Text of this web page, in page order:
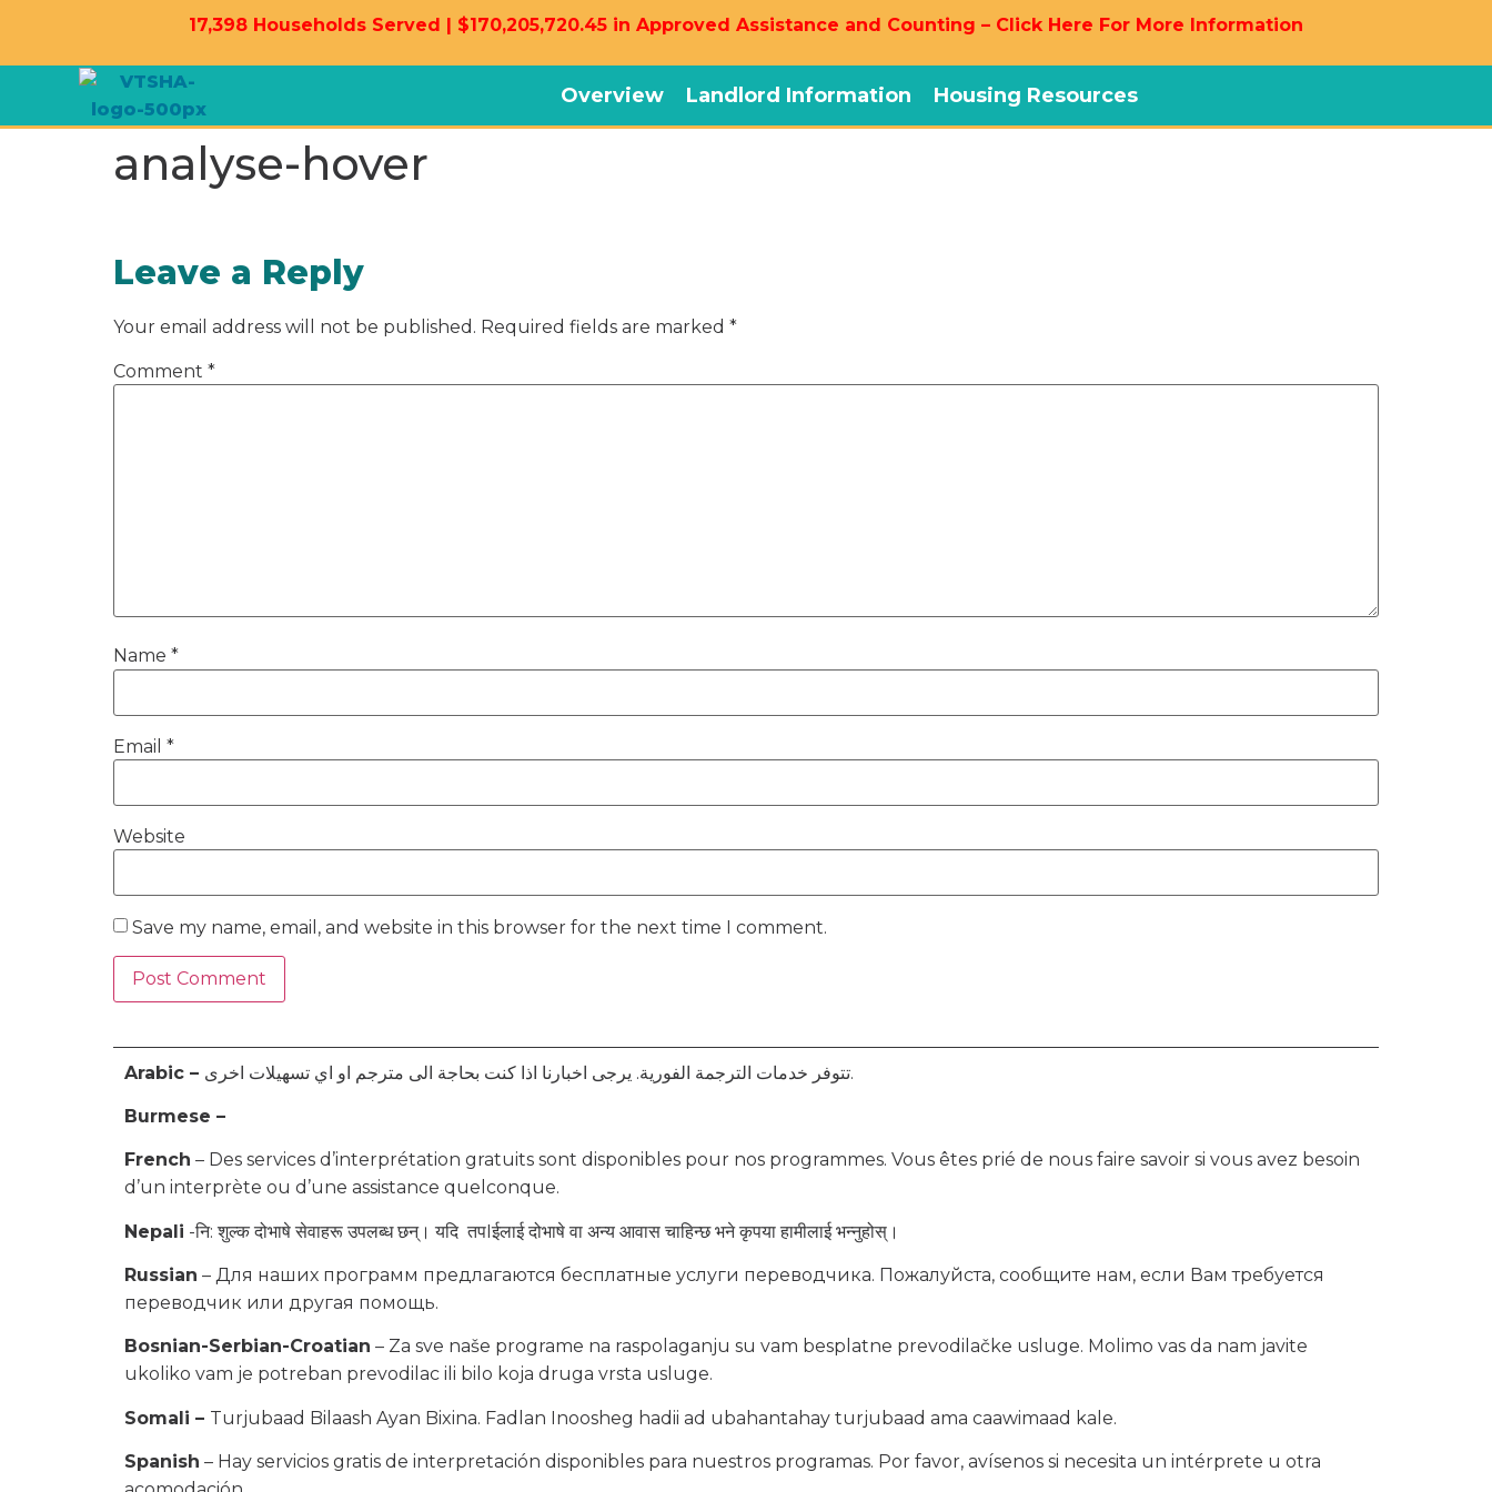
17,398 Households Served | $170,205,720.45 in Approved Assistance and Counting – Click Here For More Information
Overview Landlord Information Housing Resources
analyse-hover
Leave a Reply
Your email address will not be published. Required fields are marked *
Comment *
Name *
Email *
Website
Save my name, email, and website in this browser for the next time I comment.
Arabic – تتوفر خدمات الترجمة الفورية. يرجى اخبارنا اذا كنت بحاجة الى مترجم او اي تسهيلات اخرى.
Burmese –
French – Des services d’interprétation gratuits sont disponibles pour nos programmes. Vous êtes prié de nous faire savoir si vous avez besoin
d’un interprète ou d’une assistance quelconque.
Nepali -नि: शुल्क दोभाषे सेवाहरू उपलब्ध छन्। यदि तपIईलाई दोभाषे वा अन्य आवास चाहिन्छ भने कृपया हामीलाई भन्नुहोस्।
Russian – Для наших программ предлагаются бесплатные услуги переводчика. Пожалуйста, сообщите нам, если Вам требуется
переводчик или другая помощь.
Bosnian-Serbian-Croatian – Za sve naše programe na raspolaganju su vam besplatne prevodilačke usluge. Molimo vas da nam javite
ukoliko vam je potreban prevodilac ili bilo koja druga vrsta usluge.
Somali – Turjubaad Bilaash Ayan Bixina. Fadlan Inoosheg hadii ad ubahantahay turjubaad ama caawimaad kale.
Spanish – Hay servicios gratis de interpretación disponibles para nuestros programas. Por favor, avísenos si necesita un intérprete u otra